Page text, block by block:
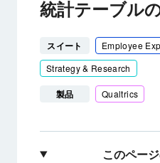
統計テーブル
スイート
Employee
Strategy & Research
製品 Qualtrics
このペー